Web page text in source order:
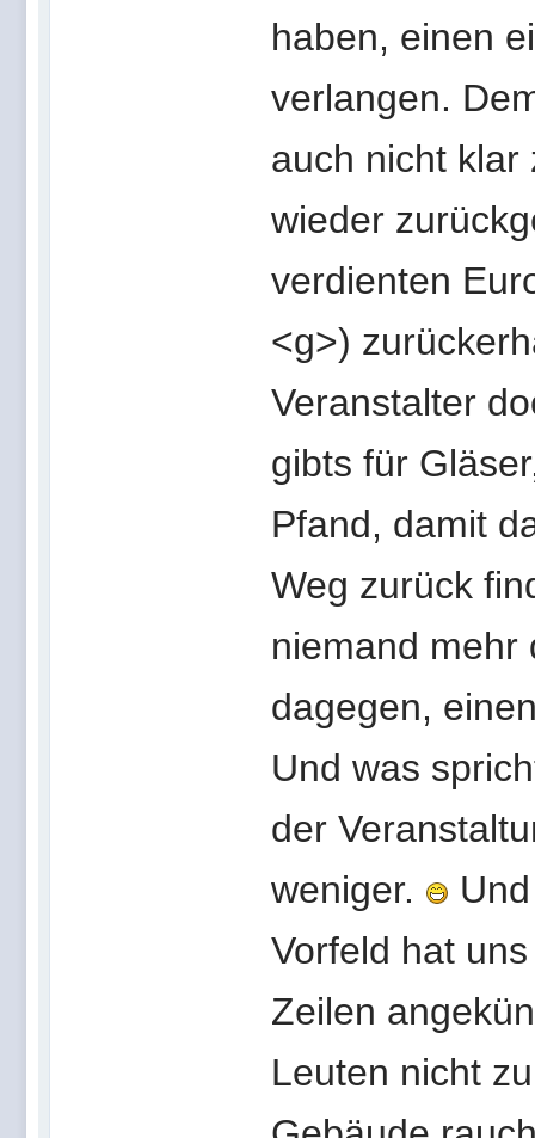
haben, einen
verlangen.
auch nicht klar
wieder
verdienten
<g>)
Veranstalter
gibts für
Pfand, damit
Weg zurück
niemand mehr
dagegen,
Und was
der
weniger.
Vorfeld hat
Zeilen
Leuten nicht